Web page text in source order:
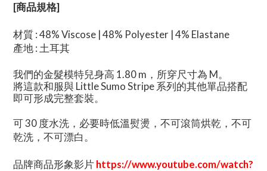
[商品規格]
材質 : 48% Viscose | 48% Polyester | 4% Elastane
產地 : 土耳其
我們的金髮模特兒身高 1.80 m，所穿尺寸為 M。
將這款和服與 Little Sumo Stripe 系列的其他單品搭配
即可形成完整套裝。
可 30 度水洗，必要時低溫熨燙，不可滾筒烘乾，不可
乾洗，不可漂白。
品牌商品形象影片https://www.youtube.com/watch?